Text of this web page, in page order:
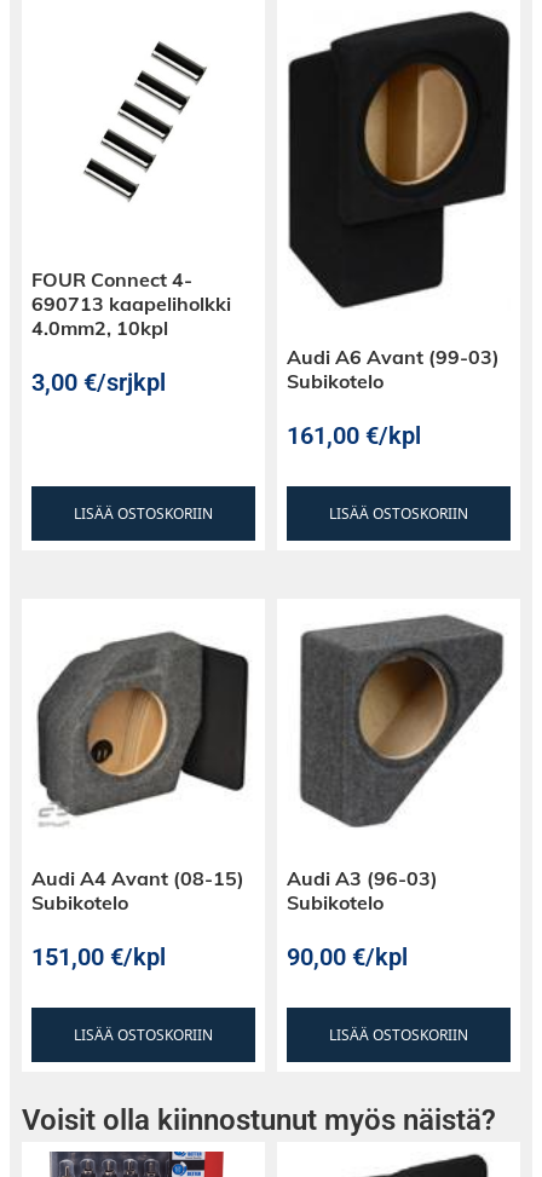
FOUR Connect 4-
690713 kaapeliholkki
4.0mm2, 10kpl
3,00€/srjkpl
LISÄÄ OSTOSKORIIN
Audi A6 Avant (99-03)
Subikotelo
161,00€/kpl
LISÄÄ OSTOSKORIIN
Audi A4 Avant (08-15)
Subikotelo
151,00€/kpl
LISÄÄ OSTOSKORIIN
Audi A3 (96-03)
Subikotelo
90,00€/kpl
LISÄÄ OSTOSKORIIN
Voisit olla kiinnostunut myös näistä?